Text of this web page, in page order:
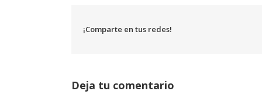
¡Comparte en tus redes!
Deja tu comentario